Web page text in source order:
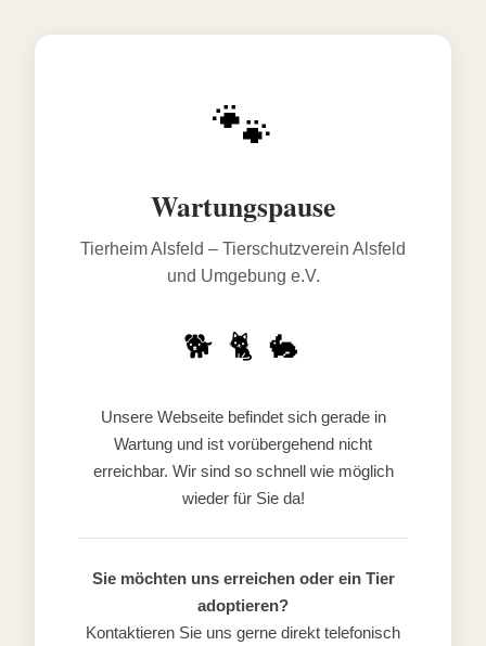
🐾
Wartungspause
Tierheim Alsfeld – Tierschutzverein Alsfeld
und Umgebung e.V.
🐕 🐈 🐇
Unsere Webseite befindet sich gerade in
Wartung und ist vorübergehend nicht
erreichbar. Wir sind so schnell wie möglich
wieder für Sie da!
Sie möchten uns erreichen oder ein Tier
adoptieren?
Kontaktieren Sie uns gerne direkt telefonisch